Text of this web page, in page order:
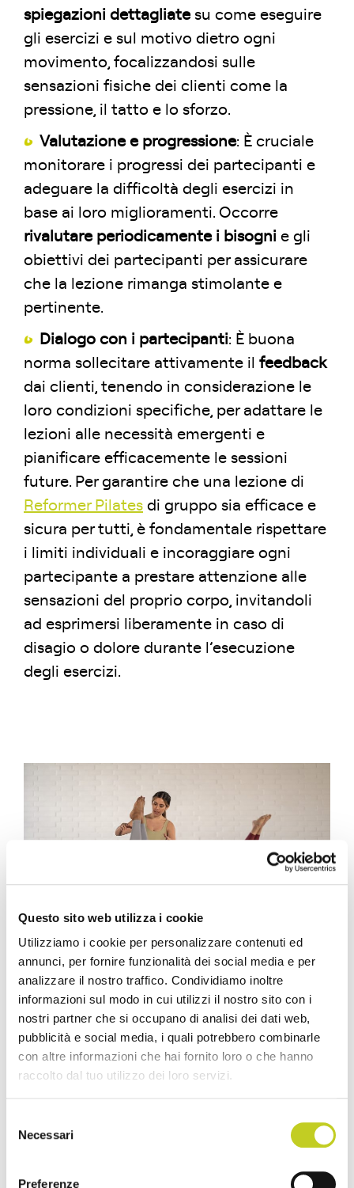
Questo sito web utilizza i cookie
Utilizziamo i cookie per personalizzare contenuti ed
annunci, per fornire funzionalità dei social media e per
analizzare il nostro traffico. Condividiamo inoltre
informazioni sul modo in cui utilizzi il nostro sito con i
nostri partner che si occupano di analisi dei dati web,
pubblicità e social media, i quali potrebbero combinarle
con altre informazioni che hai fornito loro o che hanno
raccolto dal tuo utilizzo dei loro servizi.
delNecessari
Preferenze
spiegazioni dettagliatesu come eseguire
gli esercizi e sul motivo dietro ogni
movimento, focalizzandosi sulle
sensazioni fisiche dei clienti come la
pressione, il tatto e lo sforzo.
Valutazione e progressione: È cruciale
monitorare i progressi dei partecipanti e
adeguare la difficoltà degli esercizi in
base ai loro miglioramenti. Occorre
rivalutare periodicamente i bisogni e gli
obiettivi dei partecipanti per assicurare
che la lezione rimanga stimolante e
pertinente.
Dialogo con i partecipanti: È buona
norma sollecitare attivamente il feedback
dai clienti, tenendo in considerazione le
loro condizioni specifiche, per adattare le
lezioni alle necessità emergenti e
pianificare efficacemente le sessioni
future. Per garantire che una lezione di
Reformer Pilates di gruppo sia efficace e
sicura per tutti, è fondamentale rispettare
i limiti individuali e incoraggiare ogni
partecipante a prestare attenzione alle
sensazioni del proprio corpo, invitandoli
ad esprimersi liberamente in caso di
disagio o dolore durante l’esecuzione
degli esercizi.
Esempio di lezione di
Una lezione tipica di Reformer comprende